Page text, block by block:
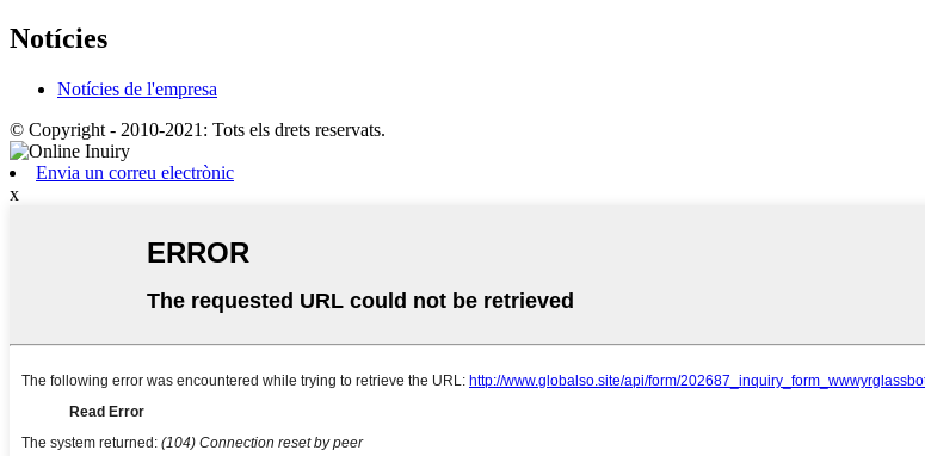
Notícies
Notícies de l'empresa
© Copyright - 2010-2021: Tots els drets reservats.
Envia un correu electrònic
x